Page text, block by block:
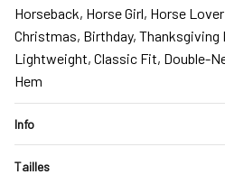
Horseback, Horse Girl, Horse
Christmas, Birthday, Thanksgiving
Lightweight, Classic Fit, Double-
Hem
Info
Tailles